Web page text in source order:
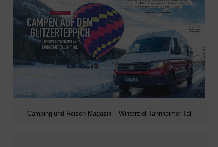
Camping und Reisen Magazin – Winterziel Tannheimer Tal